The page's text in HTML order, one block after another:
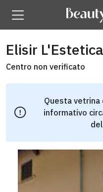
Elisir L'Estetica
Centro non verificato
Questa
informativo